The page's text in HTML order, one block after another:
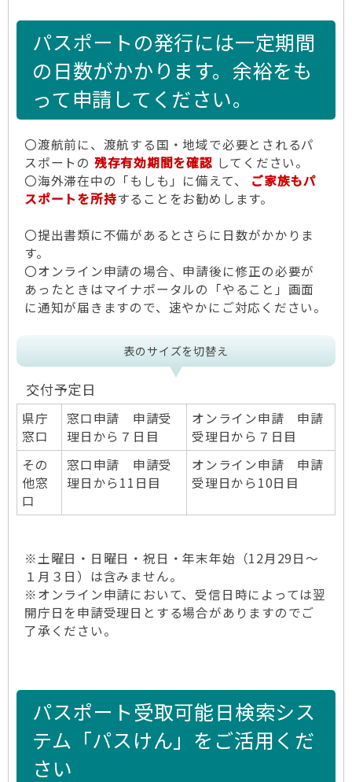
パスポートの発行には一定期間
の日数がかかります。余裕をも
って申請してください。
〇渡航前に、渡航する国・地域で必要とされるパ
スポートの 残存有効期間を確認 してください。
〇海外滞在中の「もしも」に備えて、 ご家族もパ
スポートを所持することをお勧めします。
〇提出書類に不備があるとさらに日数がかかりま
す。
〇オンライン申請の場合、申請後に修正の必要が
あったときはマイナポータルの「やること」画面
に通知が届きますので、速やかにご対応ください。
表のサイズを切替え
交付予定日
県庁
窓口
窓口申請 申請受
理日から７日目
オンライン申請 申請
受理日から７日目
その
他窓
口
窓口申請 申請受
理日から11日目
オンライン申請 申請
受理日から10日目
※土曜日・日曜日・祝日・年末年始（12月29日～
１月３日）は含みません。
※オンライン申請において、受信日時によっては翌
開庁日を申請受理日とする場合がありますのでご
了承ください。
パスポート受取可能日検索シス
テム「パスけん」をご活用くだ
さい